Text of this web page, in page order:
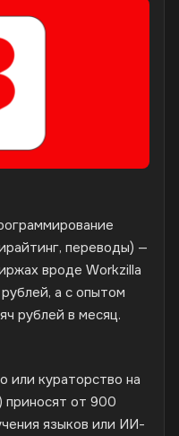
переводы) —
вроде Workzilla
а с опытом
рублей в месяц.
или кураторство на
приносят от 900
языков или ИИ-